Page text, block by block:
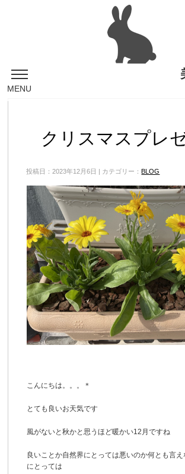
MENU
クリスマスプレ
投稿日：2023年12月6日 | カテゴリー：BLOG
こんにちは。。。＊
とても良いお天気です
風がないと秋かと思うほど暖かい12月ですね
良いことか自然界にとっては悪いのか何とも言え
にとっては